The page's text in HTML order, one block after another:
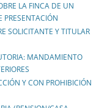
LA FINCA DE UN
PRESENTACIÓN
SOLICITANTE Y TITULAR
MANDAMIENTO
Y CON PROHIBICIÓN